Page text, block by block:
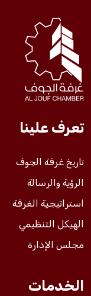
المركز الإعلامي
فعاليات الغرفة
فعاليات الجوف
مشاريع الغرفة
تعرف علينا
تاريخ غرفة الجوف
الرؤية والرسالة
استراتيجية الغرفة
الهيكل التنظيمي
مجلس الإدارة
الخدمات